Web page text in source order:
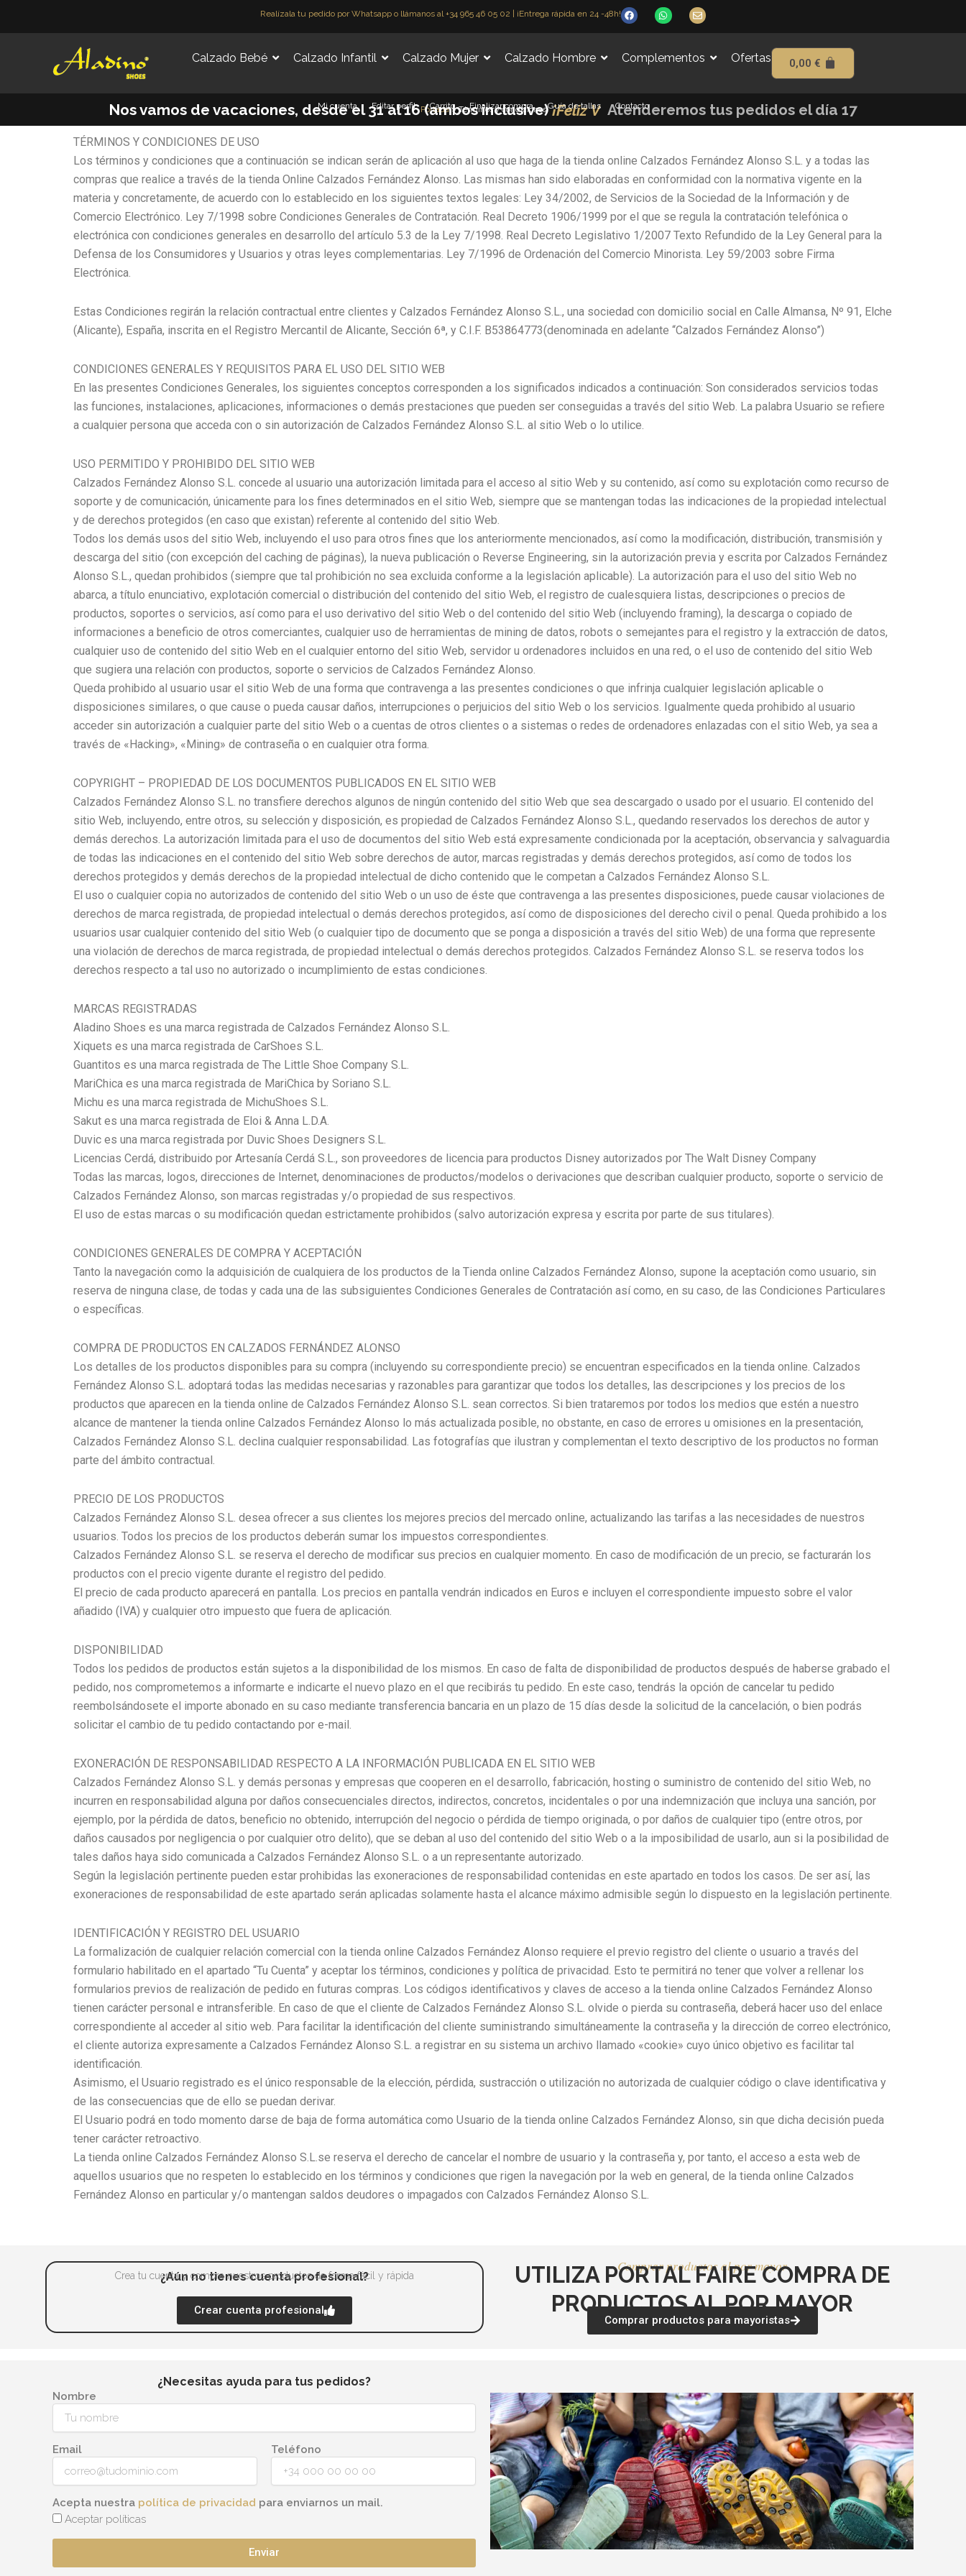
Realízala tu pedido por Whatsapp o llámanos al +34 965 46 05 02 | ¡Entrega rápida en 24 -48h!
F
a
o
W
h
a
E
n
o
Calzado Bebé Calzado Infantil Calzado Mujer Calzado Hombre Complementos Ofertas 0,00 €
Mi cuenta Editar perfil Carrito Finalizar compra Guía de tallas Contacto
Portada»Términos y condiciones
Nos vamos de vacaciones, desde el 31 al 16 (ambos inclusive)¡Feliz Vera n|Atenderemos tus pedidos el día 17
TÉRMINOS Y CONDICIONES DE USO
Los términos y condiciones que a continuación se indican serán de aplicación al uso que haga de la tienda online Calzados Fernández Alonso S.L. y a todas las
compras que realice a través de la tienda Online Calzados Fernández Alonso. Las mismas han sido elaboradas en conformidad con la normativa vigente en la
materia y concretamente, de acuerdo con lo establecido en los siguientes textos legales: Ley 34/2002, de Servicios de la Sociedad de la Información y de
Comercio Electrónico. Ley 7/1998 sobre Condiciones Generales de Contratación. Real Decreto 1906/1999 por el que se regula la contratación telefónica o
electrónica con condiciones generales en desarrollo del artículo 5.3 de la Ley 7/1998. Real Decreto Legislativo 1/2007 Texto Refundido de la Ley General para la
Defensa de los Consumidores y Usuarios y otras leyes complementarias. Ley 7/1996 de Ordenación del Comercio Minorista. Ley 59/2003 sobre Firma
Electrónica.
Estas Condiciones regirán la relación contractual entre clientes y Calzados Fernández Alonso S.L., una sociedad con domicilio social en Calle Almansa, Nº 91, Elche
(Alicante), España, inscrita en el Registro Mercantil de Alicante, Sección 6ª, y C.I.F. B53864773(denominada en adelante “Calzados Fernández Alonso”)
CONDICIONES GENERALES Y REQUISITOS PARA EL USO DEL SITIO WEB
En las presentes Condiciones Generales, los siguientes conceptos corresponden a los significados indicados a continuación: Son considerados servicios todas
las funciones, instalaciones, aplicaciones, informaciones o demás prestaciones que pueden ser conseguidas a través del sitio Web. La palabra Usuario se refiere
a cualquier persona que acceda con o sin autorización de Calzados Fernández Alonso S.L. al sitio Web o lo utilice.
USO PERMITIDO Y PROHIBIDO DEL SITIO WEB
Calzados Fernández Alonso S.L. concede al usuario una autorización limitada para el acceso al sitio Web y su contenido, así como su explotación como recurso de
soporte y de comunicación, únicamente para los fines determinados en el sitio Web, siempre que se mantengan todas las indicaciones de la propiedad intelectual
y de derechos protegidos (en caso que existan) referente al contenido del sitio Web.
Todos los demás usos del sitio Web, incluyendo el uso para otros fines que los anteriormente mencionados, así como la modificación, distribución, transmisión y
descarga del sitio (con excepción del caching de páginas), la nueva publicación o Reverse Engineering, sin la autorización previa y escrita por Calzados Fernández
Alonso S.L., quedan prohibidos (siempre que tal prohibición no sea excluida conforme a la legislación aplicable). La autorización para el uso del sitio Web no
abarca, a título enunciativo, explotación comercial o distribución del contenido del sitio Web, el registro de cualesquiera listas, descripciones o precios de
productos, soportes o servicios, así como para el uso derivativo del sitio Web o del contenido del sitio Web (incluyendo framing), la descarga o copiado de
informaciones a beneficio de otros comerciantes, cualquier uso de herramientas de mining de datos, robots o semejantes para el registro y la extracción de datos,
cualquier uso de contenido del sitio Web en el cualquier entorno del sitio Web, servidor u ordenadores incluidos en una red, o el uso de contenido del sitio Web
que sugiera una relación con productos, soporte o servicios de Calzados Fernández Alonso.
Queda prohibido al usuario usar el sitio Web de una forma que contravenga a las presentes condiciones o que infrinja cualquier legislación aplicable o
disposiciones similares, o que cause o pueda causar daños, interrupciones o perjuicios del sitio Web o los servicios. Igualmente queda prohibido al usuario
acceder sin autorización a cualquier parte del sitio Web o a cuentas de otros clientes o a sistemas o redes de ordenadores enlazadas con el sitio Web, ya sea a
través de «Hacking», «Mining» de contraseña o en cualquier otra forma.
COPYRIGHT – PROPIEDAD DE LOS DOCUMENTOS PUBLICADOS EN EL SITIO WEB
Calzados Fernández Alonso S.L. no transfiere derechos algunos de ningún contenido del sitio Web que sea descargado o usado por el usuario. El contenido del
sitio Web, incluyendo, entre otros, su selección y disposición, es propiedad de Calzados Fernández Alonso S.L., quedando reservados los derechos de autor y
demás derechos. La autorización limitada para el uso de documentos del sitio Web está expresamente condicionada por la aceptación, observancia y salvaguardia
de todas las indicaciones en el contenido del sitio Web sobre derechos de autor, marcas registradas y demás derechos protegidos, así como de todos los
derechos protegidos y demás derechos de la propiedad intelectual de dicho contenido que le competan a Calzados Fernández Alonso S.L.
El uso o cualquier copia no autorizados de contenido del sitio Web o un uso de éste que contravenga a las presentes disposiciones, puede causar violaciones de
derechos de marca registrada, de propiedad intelectual o demás derechos protegidos, así como de disposiciones del derecho civil o penal. Queda prohibido a los
usuarios usar cualquier contenido del sitio Web (o cualquier tipo de documento que se ponga a disposición a través del sitio Web) de una forma que represente
una violación de derechos de marca registrada, de propiedad intelectual o demás derechos protegidos. Calzados Fernández Alonso S.L. se reserva todos los
derechos respecto a tal uso no autorizado o incumplimiento de estas condiciones.
MARCAS REGISTRADAS
Aladino Shoes es una marca registrada de Calzados Fernández Alonso S.L.
Xiquets es una marca registrada de CarShoes S.L.
Guantitos es una marca registrada de The Little Shoe Company S.L.
MariChica es una marca registrada de MariChica by Soriano S.L.
Michu es una marca registrada de MichuShoes S.L.
Sakut es una marca registrada de Eloi & Anna L.D.A.
Duvic es una marca registrada por Duvic Shoes Designers S.L.
Licencias Cerdá, distribuido por Artesanía Cerdá S.L., son proveedores de licencia para productos Disney autorizados por The Walt Disney Company
Todas las marcas, logos, direcciones de Internet, denominaciones de productos/modelos o derivaciones que describan cualquier producto, soporte o servicio de
Calzados Fernández Alonso, son marcas registradas y/o propiedad de sus respectivos.
El uso de estas marcas o su modificación quedan estrictamente prohibidos (salvo autorización expresa y escrita por parte de sus titulares).
CONDICIONES GENERALES DE COMPRA Y ACEPTACIÓN
Tanto la navegación como la adquisición de cualquiera de los productos de la Tienda online Calzados Fernández Alonso, supone la aceptación como usuario, sin
reserva de ninguna clase, de todas y cada una de las subsiguientes Condiciones Generales de Contratación así como, en su caso, de las Condiciones Particulares
o específicas.
COMPRA DE PRODUCTOS EN CALZADOS FERNÁNDEZ ALONSO
Los detalles de los productos disponibles para su compra (incluyendo su correspondiente precio) se encuentran especificados en la tienda online. Calzados
Fernández Alonso S.L. adoptará todas las medidas necesarias y razonables para garantizar que todos los detalles, las descripciones y los precios de los
productos que aparecen en la tienda online de Calzados Fernández Alonso S.L. sean correctos. Si bien trataremos por todos los medios que estén a nuestro
alcance de mantener la tienda online Calzados Fernández Alonso lo más actualizada posible, no obstante, en caso de errores u omisiones en la presentación,
Calzados Fernández Alonso S.L. declina cualquier responsabilidad. Las fotografías que ilustran y complementan el texto descriptivo de los productos no forman
parte del ámbito contractual.
PRECIO DE LOS PRODUCTOS
Calzados Fernández Alonso S.L. desea ofrecer a sus clientes los mejores precios del mercado online, actualizando las tarifas a las necesidades de nuestros
usuarios. Todos los precios de los productos deberán sumar los impuestos correspondientes.
Calzados Fernández Alonso S.L. se reserva el derecho de modificar sus precios en cualquier momento. En caso de modificación de un precio, se facturarán los
productos con el precio vigente durante el registro del pedido.
El precio de cada producto aparecerá en pantalla. Los precios en pantalla vendrán indicados en Euros e incluyen el correspondiente impuesto sobre el valor
añadido (IVA) y cualquier otro impuesto que fuera de aplicación.
DISPONIBILIDAD
Todos los pedidos de productos están sujetos a la disponibilidad de los mismos. En caso de falta de disponibilidad de productos después de haberse grabado el
pedido, nos comprometemos a informarte e indicarte el nuevo plazo en el que recibirás tu pedido. En este caso, tendrás la opción de cancelar tu pedido
reembolsándosete el importe abonado en su caso mediante transferencia bancaria en un plazo de 15 días desde la solicitud de la cancelación, o bien podrás
solicitar el cambio de tu pedido contactando por e-mail.
EXONERACIÓN DE RESPONSABILIDAD RESPECTO A LA INFORMACIÓN PUBLICADA EN EL SITIO WEB
Calzados Fernández Alonso S.L. y demás personas y empresas que cooperen en el desarrollo, fabricación, hosting o suministro de contenido del sitio Web, no
incurren en responsabilidad alguna por daños consecuenciales directos, indirectos, concretos, incidentales o por una indemnización que incluya una sanción, por
ejemplo, por la pérdida de datos, beneficio no obtenido, interrupción del negocio o pérdida de tiempo originada, o por daños de cualquier tipo (entre otros, por
daños causados por negligencia o por cualquier otro delito), que se deban al uso del contenido del sitio Web o a la imposibilidad de usarlo, aun si la posibilidad de
tales daños haya sido comunicada a Calzados Fernández Alonso S.L. o a un representante autorizado.
Según la legislación pertinente pueden estar prohibidas las exoneraciones de responsabilidad contenidas en este apartado en todos los casos. De ser así, las
exoneraciones de responsabilidad de este apartado serán aplicadas solamente hasta el alcance máximo admisible según lo dispuesto en la legislación pertinente.
IDENTIFICACIÓN Y REGISTRO DEL USUARIO
La formalización de cualquier relación comercial con la tienda online Calzados Fernández Alonso requiere el previo registro del cliente o usuario a través del
formulario habilitado en el apartado “Tu Cuenta” y aceptar los términos, condiciones y política de privacidad. Esto te permitirá no tener que volver a rellenar los
formularios previos de realización de pedido en futuras compras. Los códigos identificativos y claves de acceso a la tienda online Calzados Fernández Alonso
tienen carácter personal e intransferible. En caso de que el cliente de Calzados Fernández Alonso S.L. olvide o pierda su contraseña, deberá hacer uso del enlace
correspondiente al acceder al sitio web. Para facilitar la identificación del cliente suministrando simultáneamente la contraseña y la dirección de correo electrónico,
el cliente autoriza expresamente a Calzados Fernández Alonso S.L. a registrar en su sistema un archivo llamado «cookie» cuyo único objetivo es facilitar tal
identificación.
Asimismo, el Usuario registrado es el único responsable de la elección, pérdida, sustracción o utilización no autorizada de cualquier código o clave identificativa y
de las consecuencias que de ello se puedan derivar.
El Usuario podrá en todo momento darse de baja de forma automática como Usuario de la tienda online Calzados Fernández Alonso, sin que dicha decisión pueda
tener carácter retroactivo.
La tienda online Calzados Fernández Alonso S.L.se reserva el derecho de cancelar el nombre de usuario y la contraseña y, por tanto, el acceso a esta web de
aquellos usuarios que no respeten lo establecido en los términos y condiciones que rigen la navegación por la web en general, de la tienda online Calzados
Fernández Alonso en particular y/o mantengan saldos deudores o impagados con Calzados Fernández Alonso S.L.
¿Aún no tienes cuenta profesional?
Crea tu cuenta y compra nuestros productos de forma fácil y rápida
Crear cuenta profesional
Comprar productos al por mayor
UTILIZA PORTAL FAIRE COMPRA DE
PRODUCTOS AL POR MAYOR
Comprar productos para mayoristas
¿Necesitas ayuda para tus pedidos?
Nombre
Email Teléfono
Acepta nuestra política de privacidad para enviarnos un mail.
Aceptar políticas
Enviar